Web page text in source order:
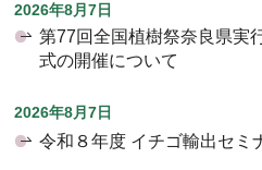
2026年8月7日
第77回全国植樹祭奈良県実
式の開催について
2026年8月7日
令和８年度 イチゴ輸出セミ